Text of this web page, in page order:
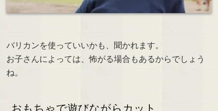
バリカンを使っていいかも、聞かれます。
お子さんによっては、怖がる場合もあるからでしょう
ね。
おもちゃで遊びながらカット